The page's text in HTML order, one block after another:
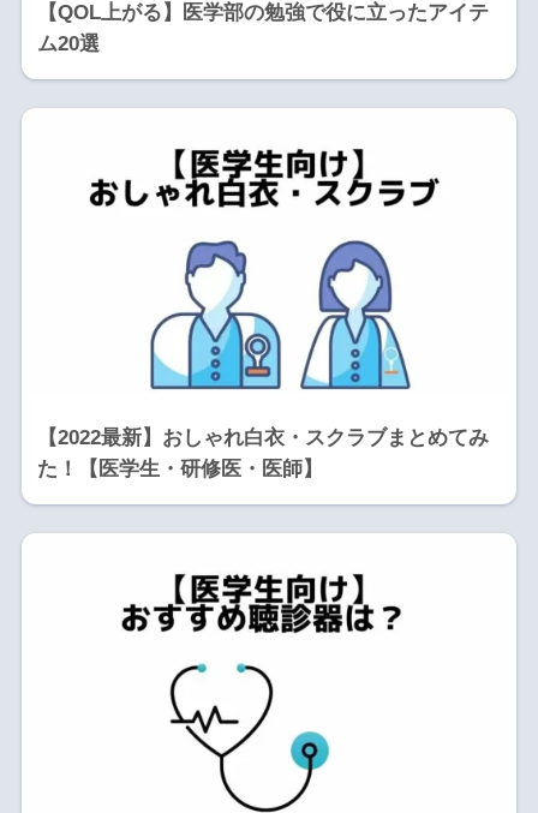
【QOL上がる】医学部の勉強で役に立ったアイテ
ム20選
【2022最新】おしゃれ白衣・スクラブまとめてみ
た！【医学生・研修医・医師】